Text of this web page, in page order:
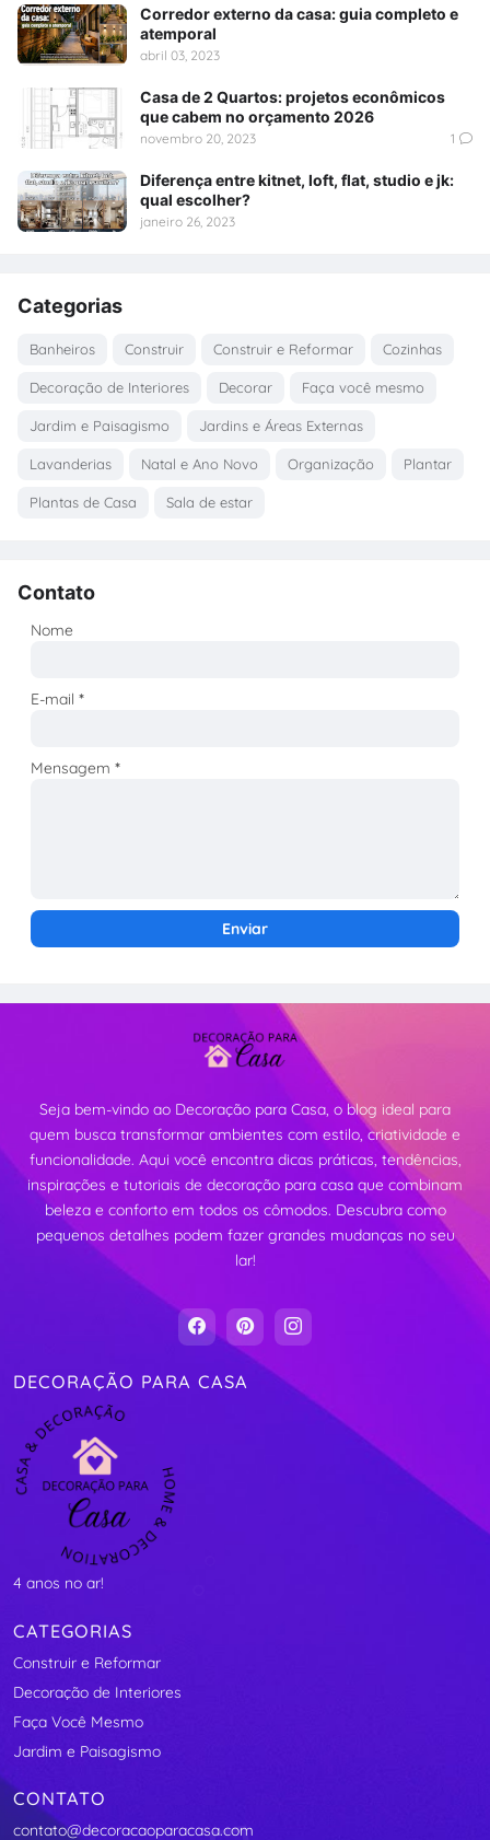
Corredor externo da casa: guia completo e
atemporal
abril 03, 2023
Casa de 2 Quartos: projetos econômicos
que cabem no orçamento 2026
novembro 20, 2023 1
Diferença entre kitnet, loft, flat, studio e jk:
qual escolher?
janeiro 26, 2023
Categorias
Banheiros Construir Construir e Reformar Cozinhas
Decoração de Interiores Decorar Faça você mesmo
Jardim e Paisagismo Jardins e Áreas Externas
Lavanderias Natal e Ano Novo Organização Plantar
Plantas de Casa Sala de estar
Contato
Nome
E-mail*
Mensagem*
Seja bem-vindo ao Decoração para Casa, o blog ideal para
quem busca transformar ambientes com estilo, criatividade e
funcionalidade. Aqui você encontra dicas práticas, tendências,
inspirações e tutoriais de decoração para casa que combinam
beleza e conforto em todos os cômodos. Descubra como
pequenos detalhes podem fazer grandes mudanças no seu
lar!
DECORAÇÃO PARA CASA
4 anos no ar!
CATEGORIAS
Construir e Reformar
Decoração de Interiores
Faça Você Mesmo
Jardim e Paisagismo
CONTATO
contato@decoracaoparacasa.com